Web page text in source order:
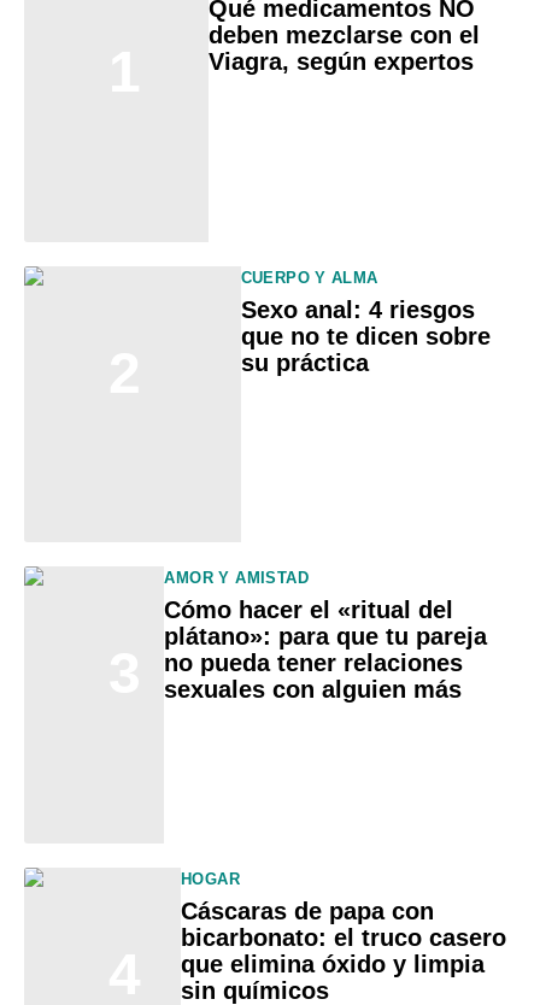
Qué medicamentos NO
deben mezclarse con el
Viagra, según expertos
CUERPO Y ALMA
Sexo anal: 4 riesgos
que no te dicen sobre
su práctica
AMOR Y AMISTAD
Cómo hacer el «ritual del
plátano»: para que tu pareja
no pueda tener relaciones
sexuales con alguien más
HOGAR
Cáscaras de papa con
bicarbonato: el truco casero
que elimina óxido y limpia
sin químicos